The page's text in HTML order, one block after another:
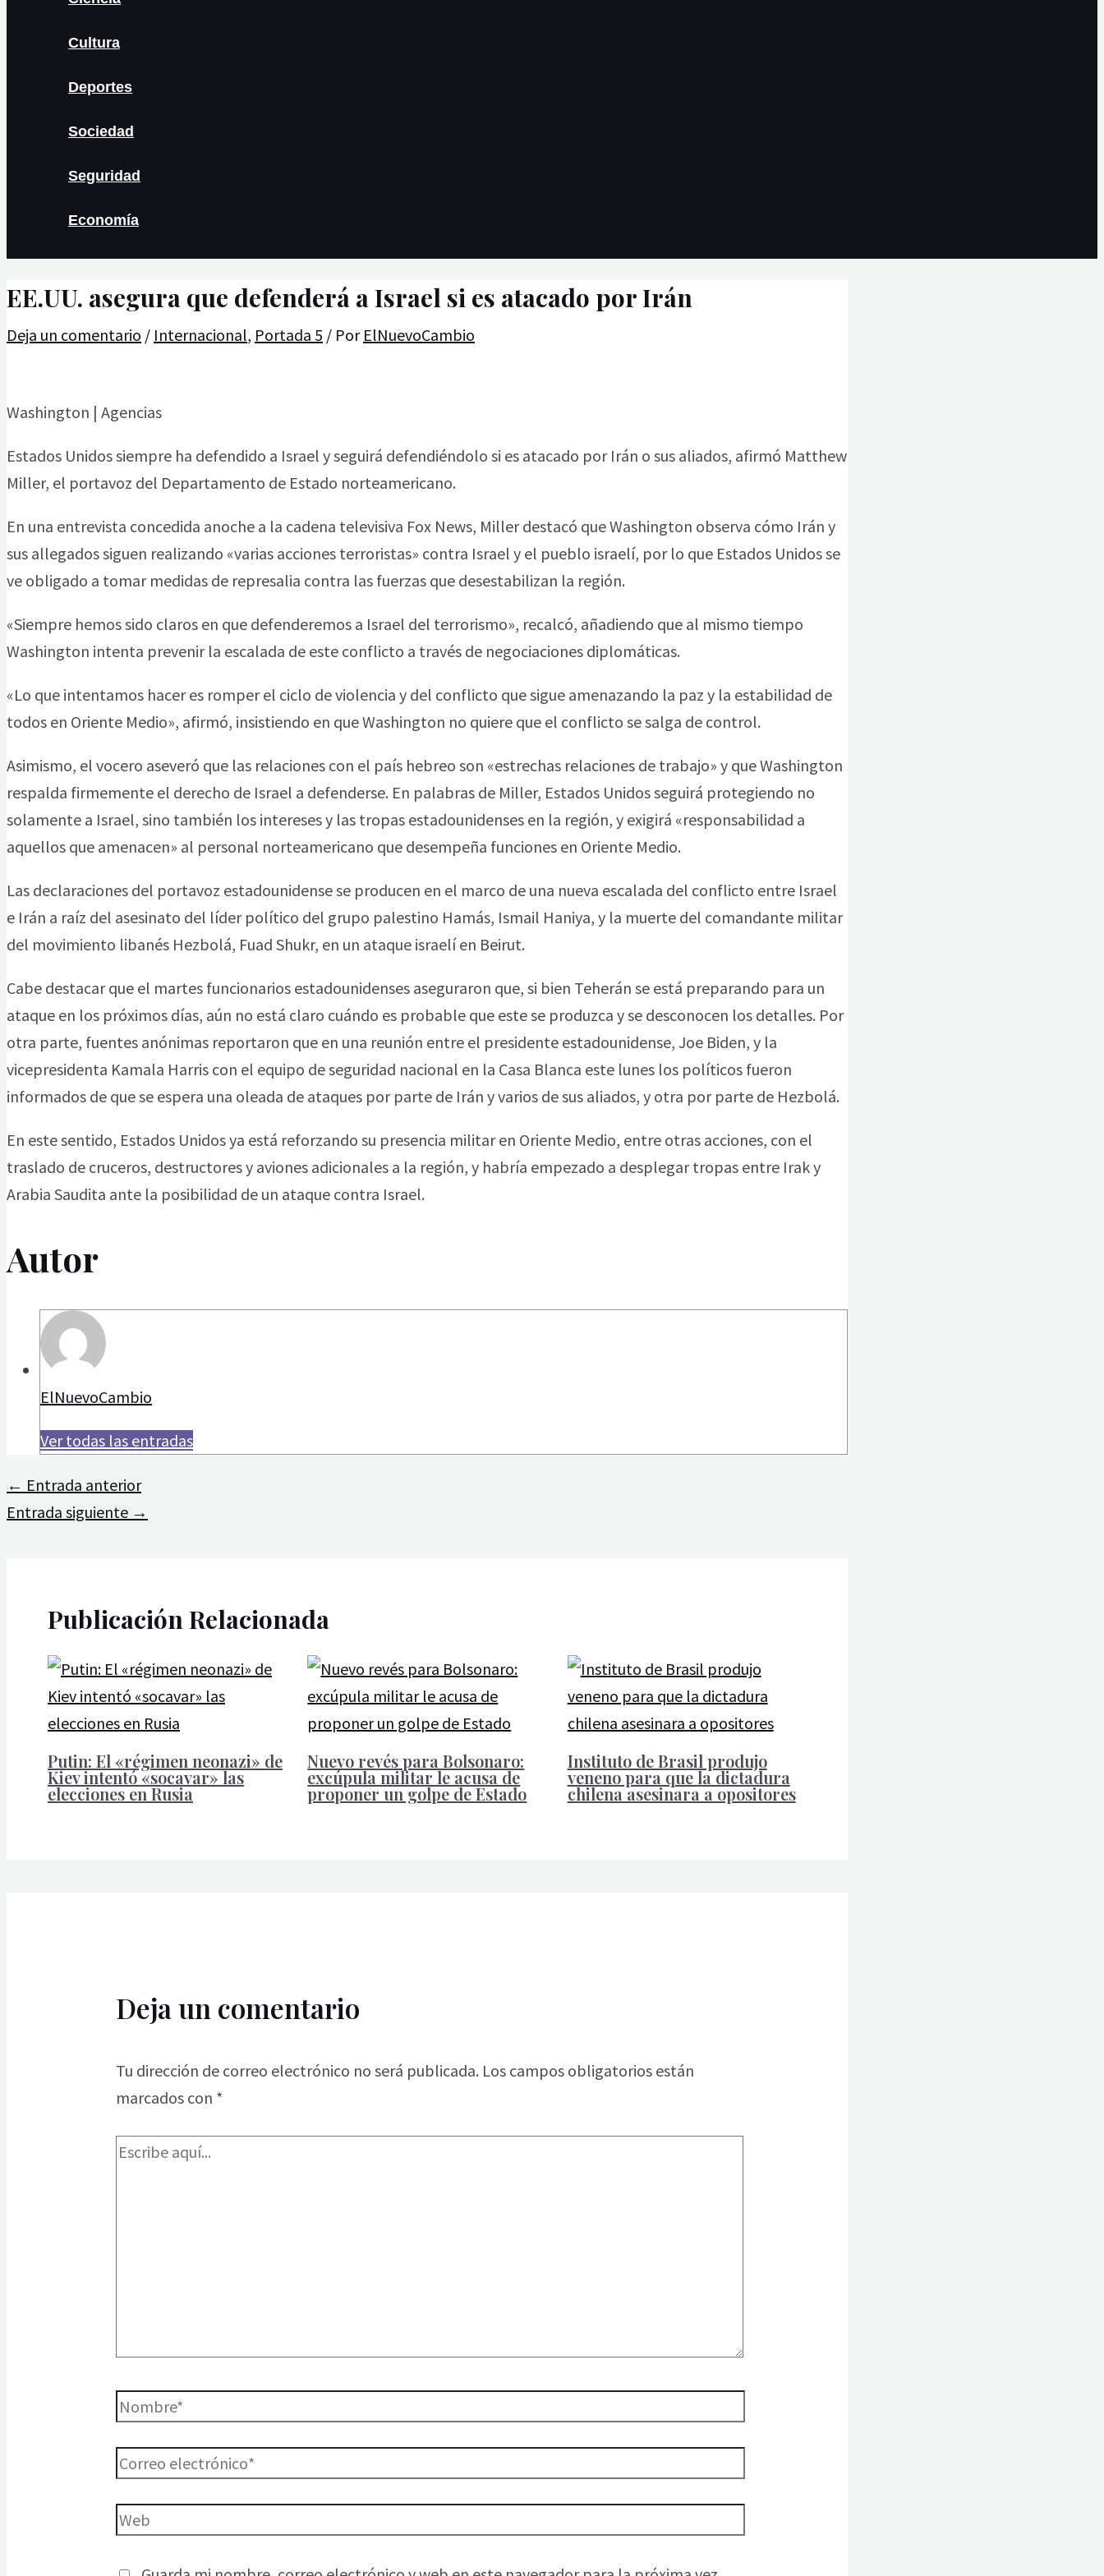
Cultura
Deportes
Sociedad
Seguridad
Economía
EE.UU. asegura que defenderá a Israel si es atacado por Irán
Deja un comentario / Internacional, Portada 5 / Por ElNuevoCambio
Washington | Agencias
Estados Unidos siempre ha defendido a Israel y seguirá defendiéndolo si es atacado por Irán o sus aliados, afirmó Matthew
Miller, el portavoz del Departamento de Estado norteamericano.
En una entrevista concedida anoche a la cadena televisiva Fox News, Miller destacó que Washington observa cómo Irán y
sus allegados siguen realizando «varias acciones terroristas» contra Israel y el pueblo israelí, por lo que Estados Unidos se
ve obligado a tomar medidas de represalia contra las fuerzas que desestabilizan la región.
«Siempre hemos sido claros en que defenderemos a Israel del terrorismo», recalcó, añadiendo que al mismo tiempo
Washington intenta prevenir la escalada de este conflicto a través de negociaciones diplomáticas.
«Lo que intentamos hacer es romper el ciclo de violencia y del conflicto que sigue amenazando la paz y la estabilidad de
todos en Oriente Medio», afirmó, insistiendo en que Washington no quiere que el conflicto se salga de control.
Asimismo, el vocero aseveró que las relaciones con el país hebreo son «estrechas relaciones de trabajo» y que Washington
respalda firmemente el derecho de Israel a defenderse. En palabras de Miller, Estados Unidos seguirá protegiendo no
solamente a Israel, sino también los intereses y las tropas estadounidenses en la región, y exigirá «responsabilidad a
aquellos que amenacen» al personal norteamericano que desempeña funciones en Oriente Medio.
Las declaraciones del portavoz estadounidense se producen en el marco de una nueva escalada del conflicto entre Israel
e Irán a raíz del asesinato del líder político del grupo palestino Hamás, Ismail Haniya, y la muerte del comandante militar
del movimiento libanés Hezbolá, Fuad Shukr, en un ataque israelí en Beirut.
Cabe destacar que el martes funcionarios estadounidenses aseguraron que, si bien Teherán se está preparando para un
ataque en los próximos días, aún no está claro cuándo es probable que este se produzca y se desconocen los detalles. Por
otra parte, fuentes anónimas reportaron que en una reunión entre el presidente estadounidense, Joe Biden, y la
vicepresidenta Kamala Harris con el equipo de seguridad nacional en la Casa Blanca este lunes los políticos fueron
informados de que se espera una oleada de ataques por parte de Irán y varios de sus aliados, y otra por parte de Hezbolá.
En este sentido, Estados Unidos ya está reforzando su presencia militar en Oriente Medio, entre otras acciones, con el
traslado de cruceros, destructores y aviones adicionales a la región, y habría empezado a desplegar tropas entre Irak y
Arabia Saudita ante la posibilidad de un ataque contra Israel.
Autor
ElNuevoCambio
Ver todas las entradas
← Entrada anterior
Entrada siguiente →
Publicación Relacionada
Putin: El «régimen neonazi» de
Kiev intentó «socavar» las
elecciones en Rusia
Nuevo revés para Bolsonaro:
excúpula militar le acusa de
proponer un golpe de Estado
Instituto de Brasil produjo
veneno para que la dictadura
chilena asesinara a opositores
Deja un comentario
Tu dirección de correo electrónico no será publicada. Los campos obligatorios están
marcados con *